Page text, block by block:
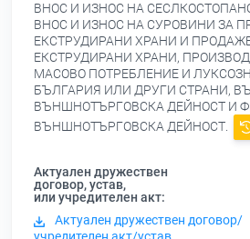
ВНОС И ИЗНОС НА
ВНОС И ИЗНОС НА СУРОВИНИ ЗА
ЕКСТРУДИРАНИ ХРАНИ И
ЕКСТРУДИРАНИ ХРАНИ,
МАСОВО ПОТРЕБЛЕНИЕ И
БЪЛГАРИЯ ИЛИ ДРУГИ СТРАНИ,
ВЪНШНОТЪРГОВСКА ДЕЙНОСТ И
ВЪНШНОТЪРГОВСКА ДЕЙНОСТ.
Актуален дружествен
договор, устав,
или учредителен акт:
Актуален дружествен договор/